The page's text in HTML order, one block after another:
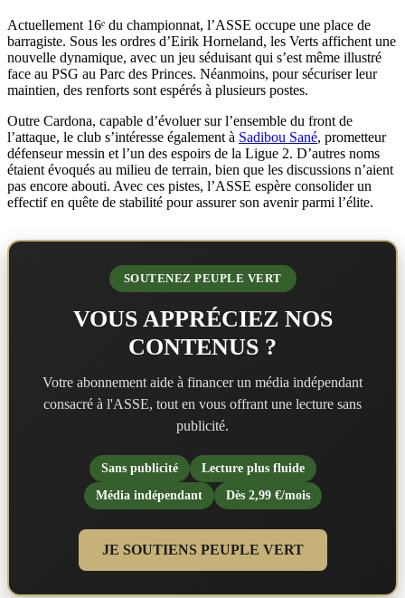
Actuellement 16ᵉ du championnat, l’ASSE occupe une place de
barragiste. Sous les ordres d’Eirik Horneland, les Verts affichent une
nouvelle dynamique, avec un jeu séduisant qui s’est même illustré
face au PSG au Parc des Princes. Néanmoins, pour sécuriser leur
maintien, des renforts sont espérés à plusieurs postes.
Outre Cardona, capable d’évoluer sur l’ensemble du front de
l’attaque, le club s’intéresse également à Sadibou Sané, prometteur
défenseur messin et l’un des espoirs de la Ligue 2. D’autres noms
étaient évoqués au milieu de terrain, bien que les discussions n’aient
pas encore abouti. Avec ces pistes, l’ASSE espère consolider un
effectif en quête de stabilité pour assurer son avenir parmi l’élite.
SOUTENEZ PEUPLE VERT
VOUS APPRÉCIEZ NOS
CONTENUS ?
Votre abonnement aide à financer un média indépendant
consacré à l'ASSE, tout en vous offrant une lecture sans
publicité.
Sans publicité
Lecture plus fluide
Média indépendant
Dès 2,99 €/mois
JE SOUTIENS PEUPLE VERT